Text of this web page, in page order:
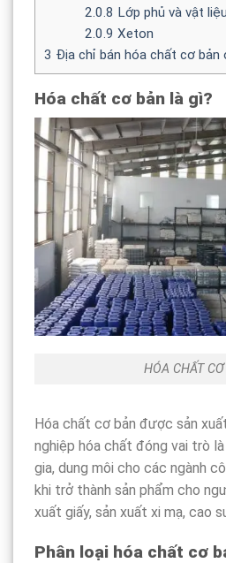
2.0.8 Lớp phủ và vật
2.0.9 Xeton
3 Địa chỉ bán hóa chất cơ bản
Hóa chất cơ bản là gì?
HÓA CHẤT
Hóa chất cơ bản được sản
nghiệp hóa chất đóng vai trò
gia, dung môi cho các ngành
khi trở thành sản phẩm cho
xuất giấy, sản xuất xi mạ, cao
Phân loại hóa chất cơ